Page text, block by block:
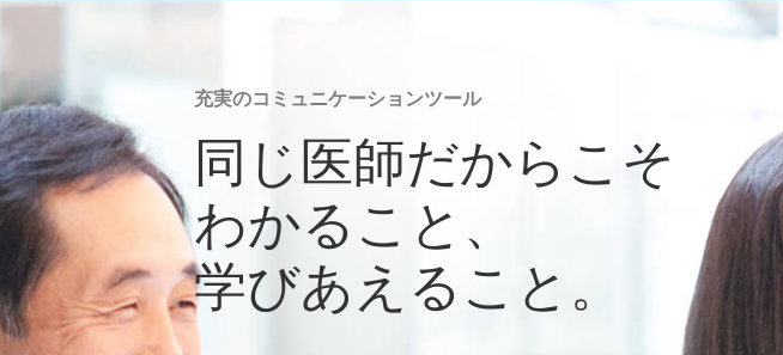
充実のコミュニケーションツール
同じ医師だからこそ
わかること、
学びあえること。